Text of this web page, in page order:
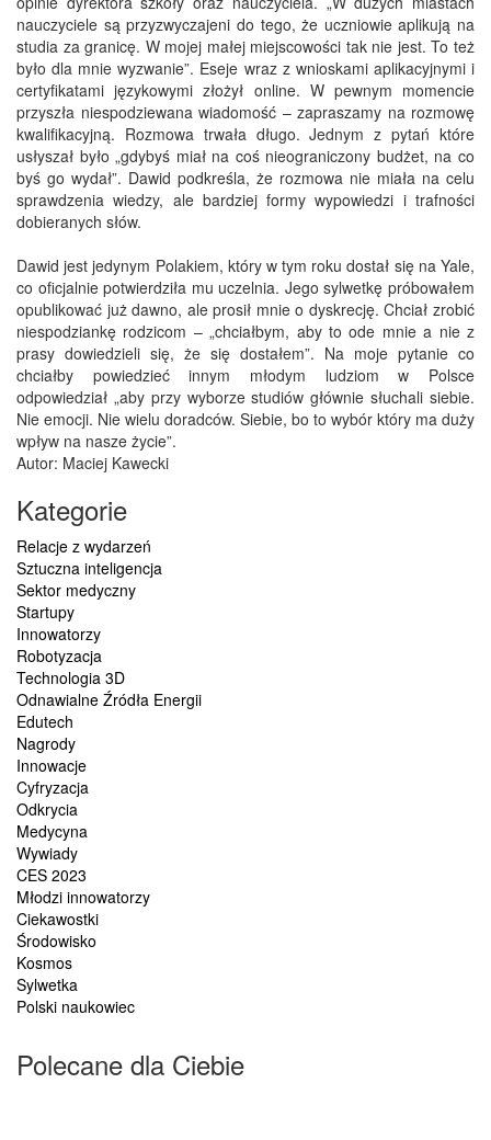
nauczyciele są przyzwyczajeni do tego, że uczniowie aplikują na
studia za granicę. W mojej małej miejscowości tak nie jest. To też
było dla mnie wyzwanie”. Eseje wraz z wnioskami aplikacyjnymi i
certyfikatami językowymi złożył online. W pewnym momencie
przyszła niespodziewana wiadomość – zapraszamy na rozmowę
kwalifikacyjną. Rozmowa trwała długo. Jednym z pytań które
usłyszał było „gdybyś miał na coś nieograniczony budżet, na co
byś go wydał”. Dawid podkreśla, że rozmowa nie miała na celu
sprawdzenia wiedzy, ale bardziej formy wypowiedzi i trafności
dobieranych słów.
Dawid jest jedynym Polakiem, który w tym roku dostał się na Yale,
co oficjalnie potwierdziła mu uczelnia. Jego sylwetkę próbowałem
opublikować już dawno, ale prosił mnie o dyskrecję. Chciał zrobić
niespodziankę rodzicom – „chciałbym, aby to ode mnie a nie z
prasy dowiedzieli się, że się dostałem”. Na moje pytanie co
chciałby powiedzieć innym młodym ludziom w Polsce
odpowiedział „aby przy wyborze studiów głównie słuchali siebie.
Nie emocji. Nie wielu doradców. Siebie, bo to wybór który ma duży
wpływ na nasze życie”.
Autor: Maciej Kawecki
Kategorie
Relacje z wydarzeń
Sztuczna inteligencja
Sektor medyczny
Startupy
Innowatorzy
Robotyzacja
Technologia 3D
Odnawialne Źródła Energii
Edutech
Nagrody
Innowacje
Cyfryzacja
Odkrycia
Medycyna
Wywiady
CES 2023
Młodzi innowatorzy
Ciekawostki
Środowisko
Kosmos
Sylwetka
Polski naukowiec
Polecane dla Ciebie